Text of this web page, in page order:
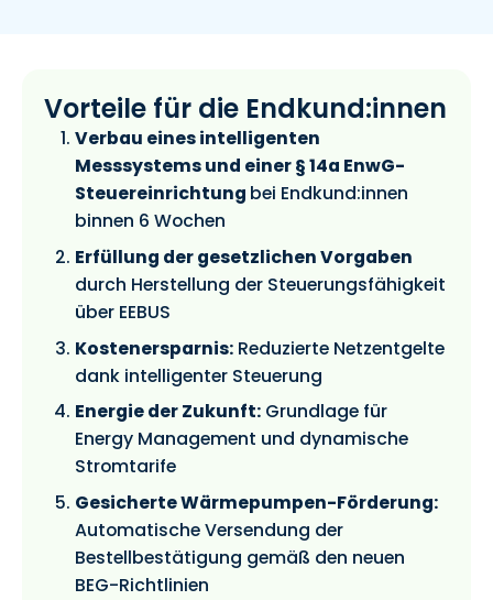
Vorteile für die Endkund:innen
Verbau eines intelligenten
Messsystems und einer § 14a EnwG-
Steuereinrichtung bei Endkund:innen
binnen 6 Wochen
Erfüllung der gesetzlichen Vorgaben
durch Herstellung der Steuerungsfähigkeit
über EEBUS
Kostenersparnis: Reduzierte Netzentgelte
dank intelligenter Steuerung
Energie der Zukunft: Grundlage für
Energy Management und dynamische
Stromtarife
Gesicherte Wärmepumpen-Förderung:
Automatische Versendung der
Bestellbestätigung gemäß den neuen
BEG-Richtlinien